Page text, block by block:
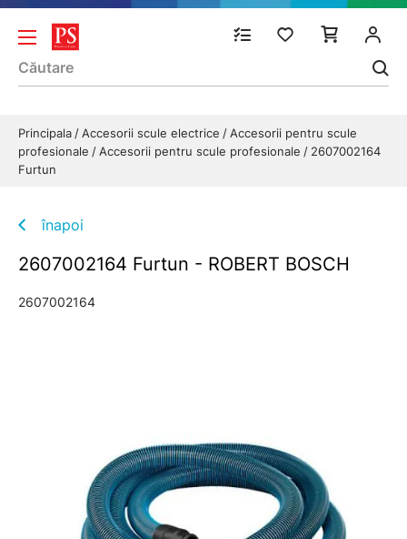
Principala Accesorii scule electrice
Accesorii pentru scule
profesionale
Accesorii pentru scule profesionale
2607002164
Furtun
înapoi
2607002164 Furtun - ROBERT BOSCH
2607002164